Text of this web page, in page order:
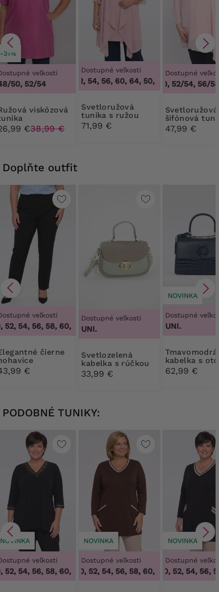
-31%
veľkosti
50, 52/54
€38,99 €
Dostupné veľkosti
50, 52, 54, 56, 60, 64,50, 52, 54, 56, 60, 64
Svetloružová
tunika s ružou
71,99 €
Dostupné
48/50, 52/54, 56/
Svetloružová
šifónová
brošou
47,99 €
Doplňte outfit
veľkosti
54, 56, 58, 60,48, 50, 52, 54, 56, 58, 60
€
Dostupné veľkosti
UNI.
Svetlozelená
kabelka s rúčkou
navrchu
33,99 €
NOVINKA
Dostupné
UNI.
Tmavomodrá
kabelka s
zapínaním
62,99 €
PODOBNÉ TUNIKY:
NOVINKA
veľkosti
54, 56, 58, 60, 62, 64,48, 50, 52, 54, 56, 58, 60, 62, 64
NOVINKA
Dostupné veľkosti
48, 50, 52, 54, 56, 58, 60, 62, 64,48, 50,
NOVINKA
Dostupné
48, 50, 52, 54, 56,